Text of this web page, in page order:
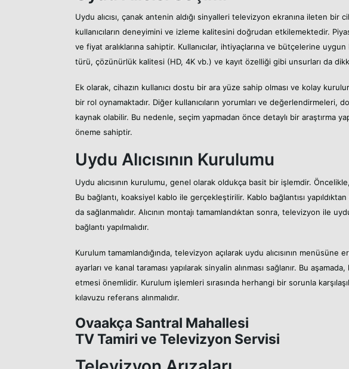
Uydu alıcısı, çanak antenin aldığı sinyalleri televizyon ekranına ileten bir
kullanıcıların deneyimini ve izleme kalitesini doğrudan etkilemektedir.
ve fiyat aralıklarına sahiptir. Kullanıcılar, ihtiyaçlarına ve bütçelerine
türü, çözünürlük kalitesi (HD, 4K vb.) ve kayıt özelliği gibi unsurları da
Ek olarak, cihazın kullanıcı dostu bir ara yüze sahip olması ve kolay
bir rol oynamaktadır. Diğer kullanıcıların yorumları ve değerlendirmeleri,
kaynak olabilir. Bu nedenle, seçim yapmadan önce detaylı bir araştırma
öneme sahiptir.
Uydu Alıcısının Kurulumu
Uydu alıcısının kurulumu, genel olarak oldukça basit bir işlemdir.
Bu bağlantı, koaksiyel kablo ile gerçekleştirilir. Kablo bağlantısı yapıldıktan
da sağlanmalıdır. Alıcının montajı tamamlandıktan sonra, televizyon ile
bağlantı yapılmalıdır.
Kurulum tamamlandığında, televizyon açılarak uydu alıcısının
ayarları ve kanal taraması yapılarak sinyalin alınması sağlanır. Bu
etmesi önemlidir. Kurulum işlemleri sırasında herhangi bir sorunla
kılavuzu referans alınmalıdır.
Ovaakça Santral Mahallesi
TV Tamiri ve Televizyon Servisi